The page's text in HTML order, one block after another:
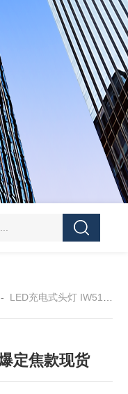
红光3.7V红闪
LED充电式头灯 IW5130A/LT防爆定焦款现货
定焦款现货